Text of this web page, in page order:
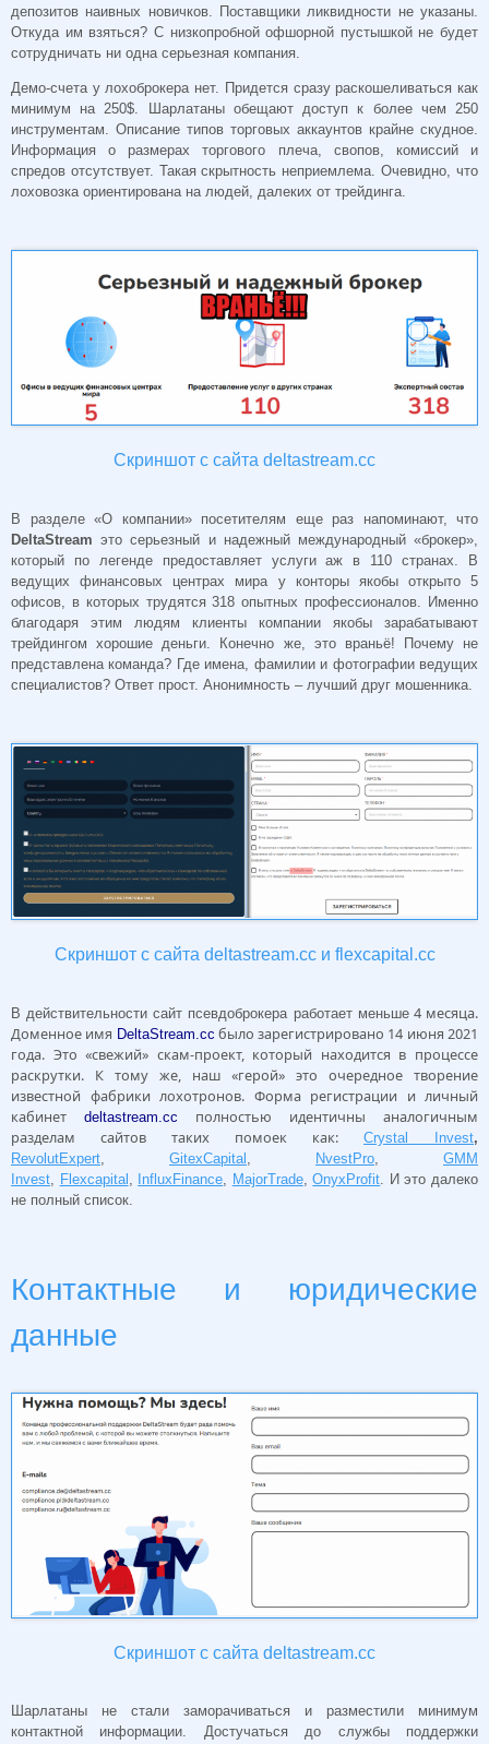
депозитов наивных новичков. Поставщики ликвидности не указаны.
Откуда им взяться? С низкопробной офшорной пустышкой не будет
сотрудничать ни одна серьезная компания.
Демо-счета у лохоброкера нет. Придется сразу раскошеливаться как
минимум на 250$. Шарлатаны обещают доступ к более чем 250
инструментам. Описание типов торговых аккаунтов крайне скудное.
Информация о размерах торгового плеча, свопов, комиссий и
спредов отсутствует. Такая скрытность неприемлема. Очевидно, что
лоховозка ориентирована на людей, далеких от трейдинга.
Скриншот с сайта deltastream.cc
В разделе «О компании» посетителям еще раз напоминают, что
DeltaStream это серьезный и надежный международный «брокер»,
который по легенде предоставляет услуги аж в 110 странах. В
ведущих финансовых центрах мира у конторы якобы открыто 5
офисов, в которых трудятся 318 опытных профессионалов. Именно
благодаря этим людям клиенты компании якобы зарабатывают
трейдингом хорошие деньги. Конечно же, это враньё! Почему не
представлена команда? Где имена, фамилии и фотографии ведущих
специалистов? Ответ прост. Анонимность – лучший друг мошенника.
Скриншот с сайта deltastream.cc и flexcapital.cc
В действительности сайт псевдоброкера работает меньше4 месяца.
Доменное имя DeltaStream.cc было зарегистрировано 14 июня 2021
года. Это «свежий» скам-проект, который находится в процессе
раскрутки. К тому же, наш «герой» это очередное творение
известной фабрики лохотронов. Форма регистрации и личный
кабинет deltastream.cc
полностью идентичны аналогичным
разделам сайтов таких помоек как: Crystal Invest,
RevolutExpert
GitexCapital NvestPro
GMM
Invest
Flexcapital InfluxFinance MajorTrade,OnyxProfit . И это далеко
не полный список.
Контактные и юридические
данные
Скриншот с сайта deltastream.cc
Шарлатаны не стали заморачиваться и разместили минимум
контактной информации. Достучаться до службы поддержки